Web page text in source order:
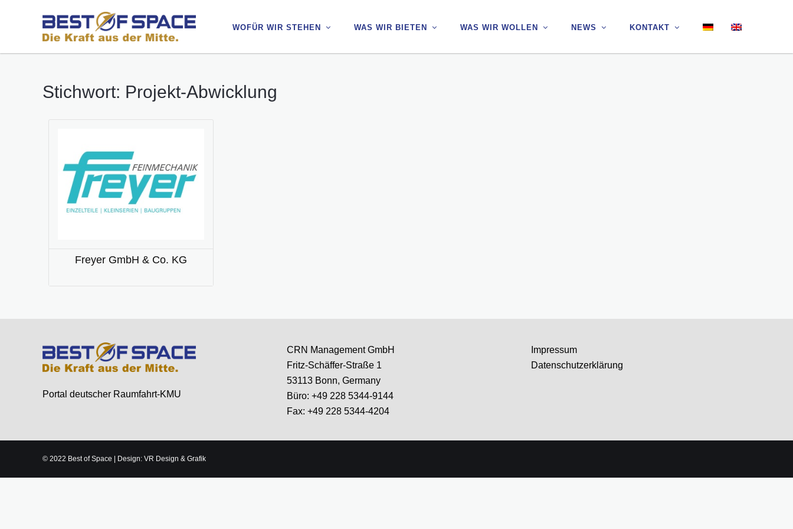
WOFÜR WIR STEHEN WAS WIR BIETEN WAS WIR WOLLEN NEWS KONTAKT
WOFÜR WIR STEHEN WAS WIR BIETEN WAS WIR WOLLEN NEWS KONTAKT
Stichwort: Projekt-Abwicklung
Freyer GmbH & Co. KG
Portal deutscher Raumfahrt-KMU
CRN Management GmbH
Fritz-Schäffer-Straße 1
53113 Bonn, Germany
Büro: +49 228 5344-9144
Fax: +49 228 5344-4204
Impressum
Datenschutzerklärung
© 2022 Best of Space | Design: VR Design & Grafik